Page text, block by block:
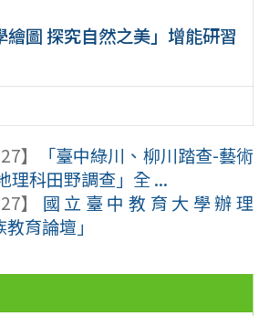
繪圖 探究自然之美」增能研習
】
「臺中綠川、柳川踏查-藝術
理科田野調查」全 ...
】
國立臺中教育大學辦理
育論壇」